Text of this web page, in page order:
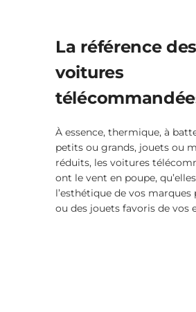
La référence des
voitures
À essence, thermique, à
petits ou grands, jouets ou
réduits, les voitures
ont le vent en poupe,
l’esthétique de vos marques
ou des jouets favoris de vos